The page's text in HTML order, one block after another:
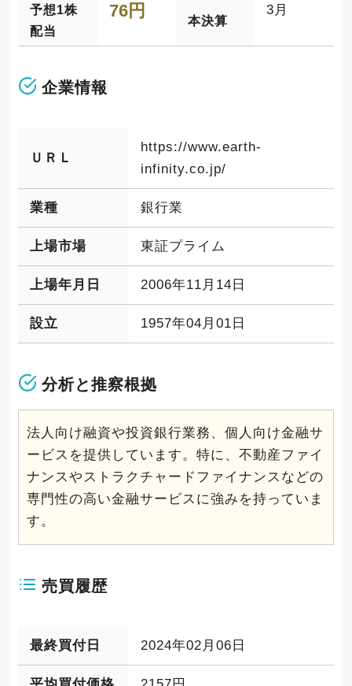
予想1株
配当
76円 本決算
3月
企業情報
ＵＲＬ
https://www.earth-
infinity.co.jp/
業種 銀行業
上場市場 東証プライム
上場年月日 2006年11月14日
設立 1957年04月01日
分析と推察根拠
法人向け融資や投資銀行業務、個人向け金融サ
ービスを提供しています。特に、不動産ファイ
ナンスやストラクチャードファイナンスなどの
専門性の高い金融サービスに強みを持っていま
す。
売買履歴
最終買付日 2024年02月06日